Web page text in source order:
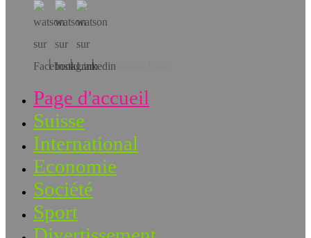
Téléchargez l’app!
Page d'accueil
Suisse
International
Economie
Société
Sport